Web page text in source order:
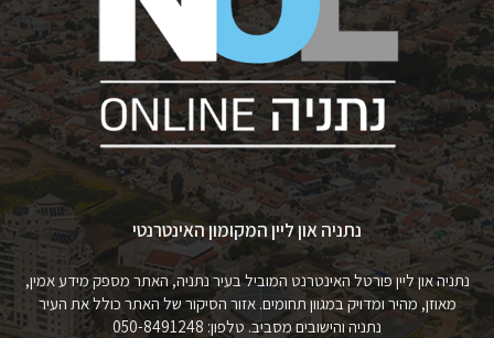
נתניה און ליין המקומון האינטרנטי
נתניה און ליין פורטל האינטרנט המוביל בעיר נתניה, האתר מספק מידע אמין,
מאוזן, מהיר ומדויק במגוון תחומים. אזור הסיקור של האתר כולל את העיר
נתניה והישובים מסביב. טלפון: 050-8491248